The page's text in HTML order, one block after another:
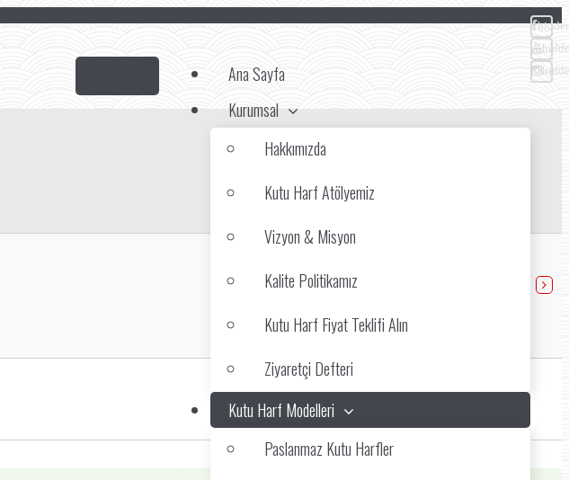
Ana Sayfa
Kurumsal
Hakkımızda
Kutu Harf Atölyemiz
Vizyon & Misyon
Kalite Politikamız
Kutu Harf Fiyat Teklifi Alın
Ziyaretçi Defteri
Kutu Harf Modelleri
Paslanmaz Kutu Harfler